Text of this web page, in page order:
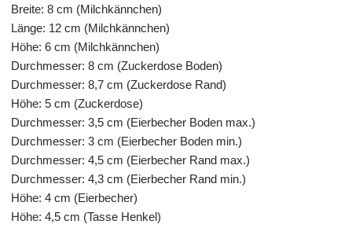
Breite: 8 cm (Milchkännchen)
Länge: 12 cm (Milchkännchen)
Höhe: 6 cm (Milchkännchen)
Durchmesser: 8 cm (Zuckerdose Boden)
Durchmesser: 8,7 cm (Zuckerdose Rand)
Höhe: 5 cm (Zuckerdose)
Durchmesser: 3,5 cm (Eierbecher Boden max.)
Durchmesser: 3 cm (Eierbecher Boden min.)
Durchmesser: 4,5 cm (Eierbecher Rand max.)
Durchmesser: 4,3 cm (Eierbecher Rand min.)
Höhe: 4 cm (Eierbecher)
Höhe: 4,5 cm (Tasse Henkel)